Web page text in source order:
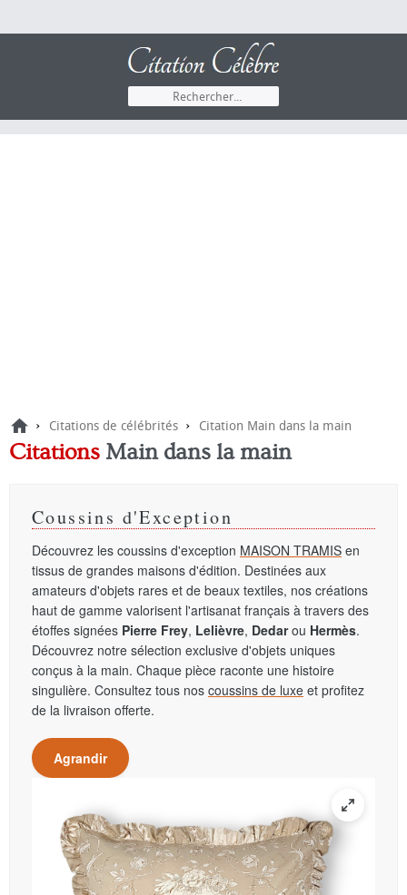
› Citations de célébrités › Citation Main dans la main
Citations Main dans la main
Coussins d'Exception
Découvrez les coussins d'exception MAISON TRAMIS en
tissus de grandes maisons d'édition. Destinées aux
amateurs d'objets rares et de beaux textiles, nos créations
haut de gamme valorisent l'artisanat français à travers des
étoffes signées Pierre Frey, Lelièvre, Dedarou Hermès.
Découvrez notre sélection exclusive d'objets uniques
conçus à la main. Chaque pièce raconte une histoire
singulière. Consultez tous nos coussins de luxe et profitez
de la livraison offerte.
Agrandir